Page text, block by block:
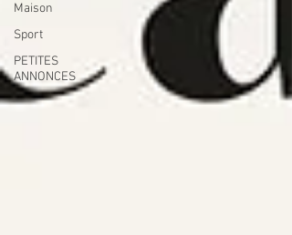
Maison
Sport
PETITES
ANNONCES